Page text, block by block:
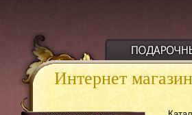
Интернет